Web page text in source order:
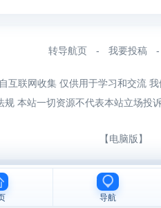
转导航页 - 我要投稿 -
互联网收集 仅供用于学习和交流
规 本站一切资源不代表本站立场投
【电脑版】
导航